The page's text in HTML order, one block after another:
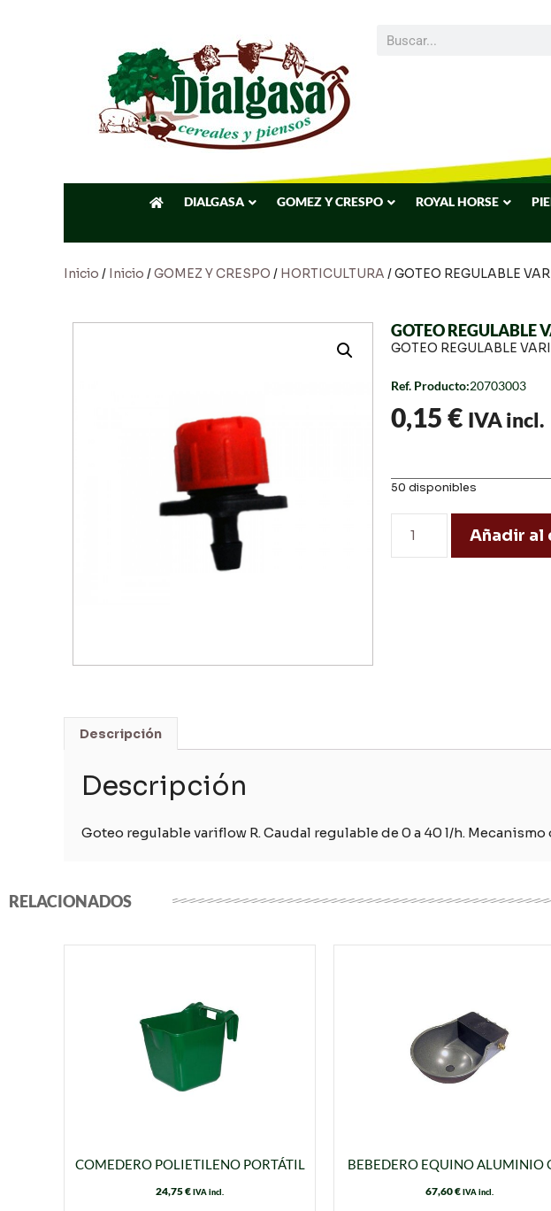
DIALGASA GOMEZ Y CRESPO ROYAL HORSE
Inicio / Inicio /GOMEZ Y CRESPO / HORTICULTURA / GOTEO REGULABLE
GOTEO REGULABLE
GOTEO REGULABLE
Ref. Producto:20703003
0,15€ IVA incl.
50 disponibles
Añadir al
Descripción
Descripción
Goteo regulable variflow R.Caudal regulable de 0 a 40 l/h.
RELACIONADOS
COMEDERO POLIETILENO PORTÁTIL
24,75€IVA incl.
BEBEDERO EQUINO ALUMINIO
67,60€IVA incl.